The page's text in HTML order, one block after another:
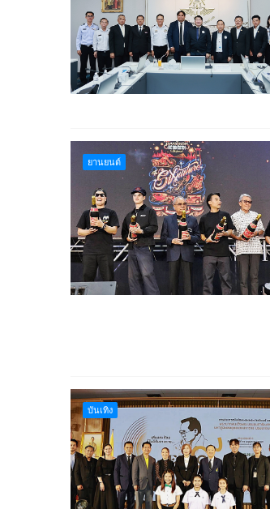
‎ยานยนต์‎
บันเทิง